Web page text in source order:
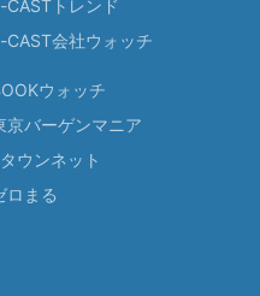
CASTトレンド
CAST会社ウォッチ
ウォッチ
京バーゲンマニア
ウンネット
ロまる